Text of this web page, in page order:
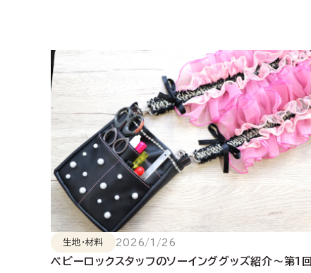
生地・材料 2026/1/26
ベビーロックスタッフのソーインググッズ紹介～第1回